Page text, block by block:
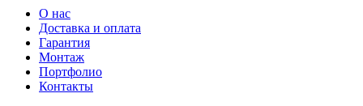
О нас
Доставка и оплата
Гарантия
Монтаж
Портфолио
Контакты